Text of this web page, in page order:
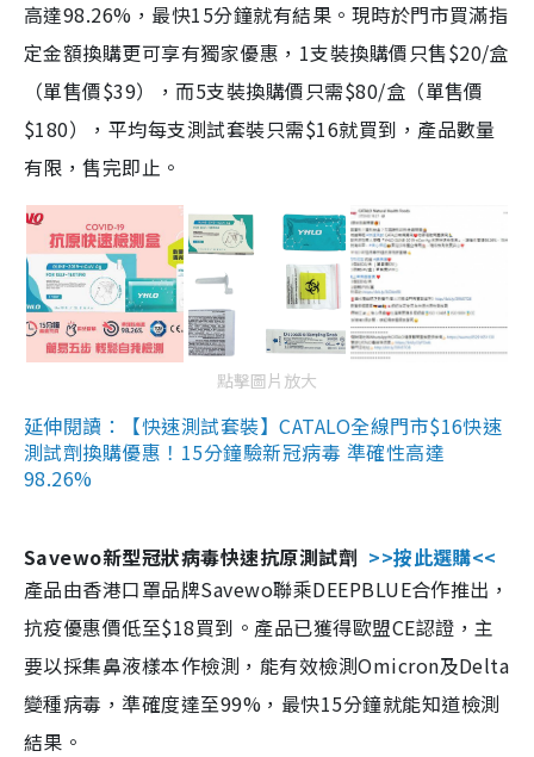
高達98.26%，最快15分鐘就有結果。現時於門市買滿指
定金額換購更可享有獨家優惠，1支裝換購價只售$20/盒
（單售價$39），而5支裝換購價只需$80/盒（單售價
$180），平均每支測試套裝只需$16就買到，產品數量
有限，售完即止。
點擊圖片放大
延伸閱讀：【快速測試套裝】CATALO全線門市$16快速
測試劑換購優惠！15分鐘驗新冠病毒 準確性高達
98.26%
Savewo新型冠狀病毒快速抗原測試劑 >>按此選購<<
產品由香港口罩品牌Savewo聯乘DEEPBLUE合作推出，
抗疫優惠價低至$18買到。產品已獲得歐盟CE認證，主
要以採集鼻液樣本作檢測，能有效檢測Omicron及Delta
變種病毒，準確度達至99%，最快15分鐘就能知道檢測
結果。